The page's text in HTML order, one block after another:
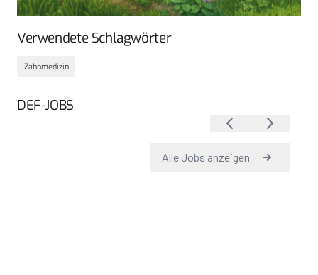
Verwendete Schlagwörter
Zahnmedizin
DEF-JOBS